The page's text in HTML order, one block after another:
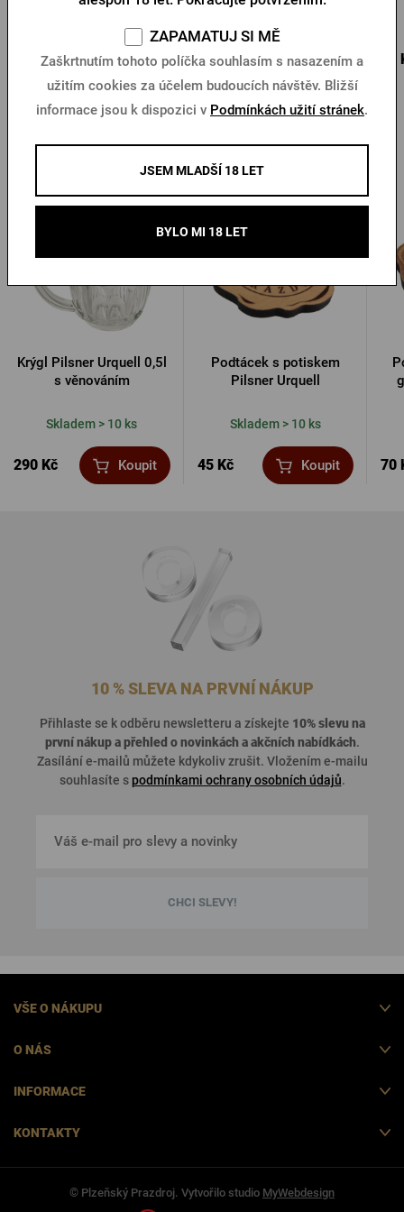
325 Kč Koupit 499 Kč Koupit
Další produkty od Pilsner Urquell
Krýgl Pilsner Urquell 0,5l
s věnováním
Skladem > 10 ks
290 Kč Koupit
Podtácek s potiskem
Pilsner Urquell
Skladem > 10 ks
45 Kč Koupit 70
10 % SLEVA NA PRVNÍ NÁKUP
Přihlaste se k odběru newsletteru a získejte 10% slevu na
první nákup a přehled o novinkách a akčních nabídkách.
Zasílání e-mailů můžete kdykoliv zrušit. Vložením e-mailu
souhlasíte s podmínkami ochrany osobních údajů.
CHCI SLEVY!
VŠE O NÁKUPU
O NÁS
INFORMACE
KONTAKTY
© Plzeňský Prazdroj. Vytvořilo studio MyWebdesign
ZAPAMATUJ SI MĚ
Zaškrtnutím tohoto políčka souhlasím s nasazením a
užitím cookies za účelem budoucích návštěv. Bližší
informace jsou k dispozici v Podmínkách užití stránek.
JSEM MLADŠÍ 18 LET
BYLO MI 18 LET